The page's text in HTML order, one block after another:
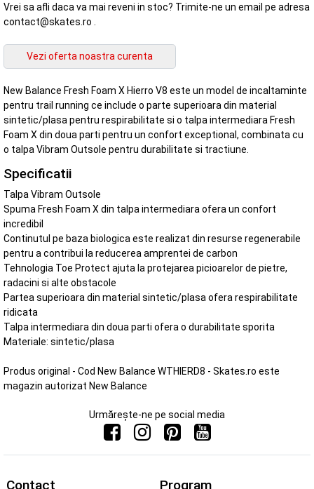
Vrei sa afli daca va mai reveni in stoc? Trimite-ne un email pe adresa
contact@skates.ro .
New Balance Fresh Foam X Hierro V8 este un model de incaltaminte
pentru trail running ce include o parte superioara din material
sintetic/plasa pentru respirabilitate si o talpa intermediara Fresh
Foam X din doua parti pentru un confort exceptional, combinata cu
o talpa Vibram Outsole pentru durabilitate si tractiune.
Specificatii
Talpa Vibram Outsole
Spuma Fresh Foam X din talpa intermediara ofera un confort
incredibil
Continutul pe baza biologica este realizat din resurse regenerabile
pentru a contribui la reducerea amprentei de carbon
Tehnologia Toe Protect ajuta la protejarea picioarelor de pietre,
radacini si alte obstacole
Partea superioara din material sintetic/plasa ofera respirabilitate
ridicata
Talpa intermediara din doua parti ofera o durabilitate sporita
Materiale: sintetic/plasa
Produs original - Cod New Balance WTHIERD8 - Skates.ro este
magazin autorizat New Balance
Urmărește-ne pe social media
Contact Program